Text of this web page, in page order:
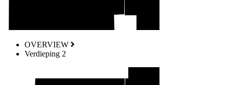
OVERVIEW
Verdieping 2